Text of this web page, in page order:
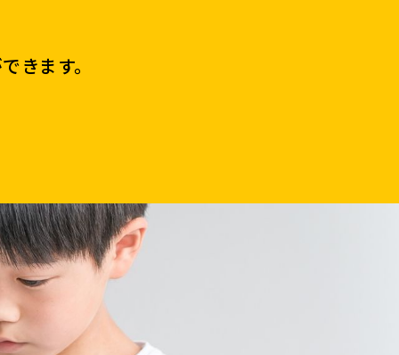
きます。